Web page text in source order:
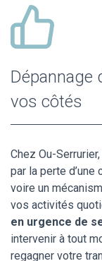
Dépannage
vos côtés
Chez Ou-
par la perte
voire un
vos activités
en urgence de
intervenir à tout
regagner votre